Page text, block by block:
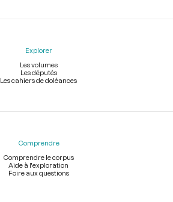
Explorer
Les volumes
Les députés
Les cahiers de doléances
Comprendre
Comprendre le corpus
Aide à l'exploration
Foire aux questions